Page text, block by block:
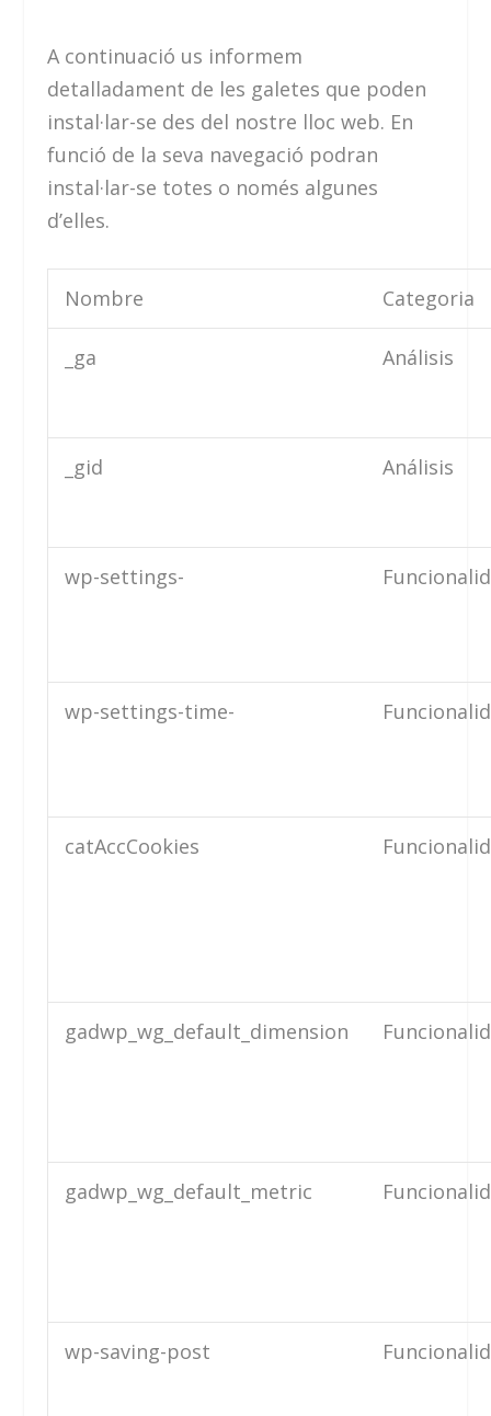
A continuació us informem
detalladament de les galetes que poden
instal·lar-se des del nostre lloc web. En
funció de la seva navegació podran
instal·lar-se totes o només algunes
d’elles.
Nombre Categoria
_ga Análisis
_gid Análisis
wp-settings-
wp-settings-time-
catAccCookies
gadwp_wg_default_dimension
gadwp_wg_default_metric
wp-saving-post